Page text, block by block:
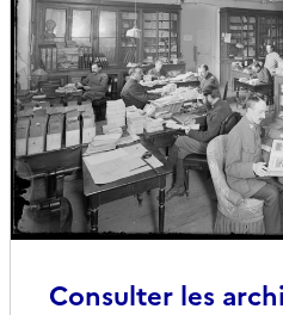
Consulter les